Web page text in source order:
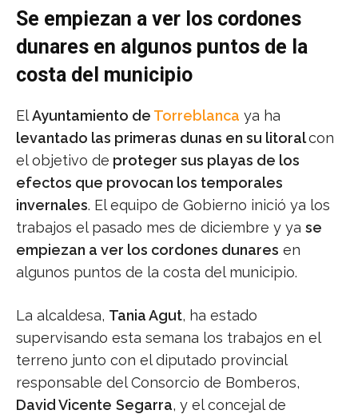
Se empiezan a ver los cordones
dunares en algunos puntos de la
costa del municipio
ElAyuntamiento de Torreblanca ya ha
levantado las primeras dunas en su litoralcon
el objetivo de proteger sus playas de los
efectos que provocan los temporales
invernales. El equipo de Gobierno inició ya los
trabajos el pasado mes de diciembre y ya se
empiezan a ver los cordones dunares en
algunos puntos de la costa del municipio.
La alcaldesa, Tania Agut, ha estado
supervisando esta semana los trabajos en el
terreno junto con el diputado provincial
responsable del Consorcio de Bomberos,
David Vicente Segarra, y el concejal de